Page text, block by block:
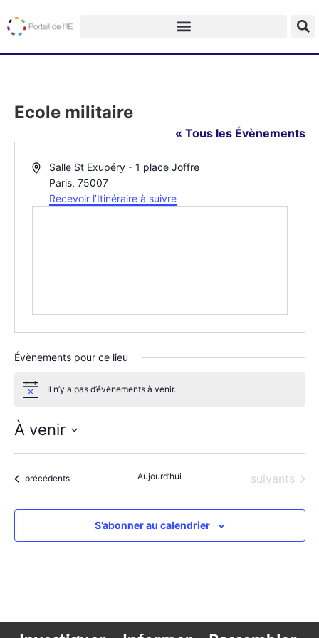
Ecole militaire
« Tous les Évènements
AdresseSalle St Exupéry - 1 place Joffre
Paris, 75007
Recevoir l’Itinéraire à suivre
Évènements pour ce lieu
NoticeIl n’y a pas d’évènements à venir.
À venir
une
Évènements
précédents Aujourd’hui Évènements
suivants
S’abonner au calendrier